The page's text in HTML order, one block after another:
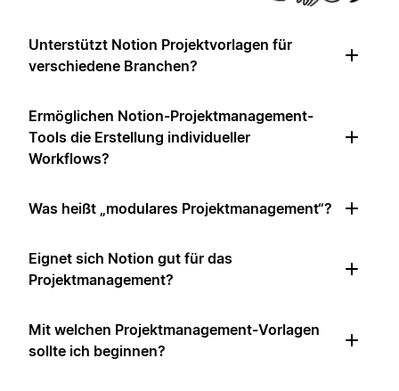
Unterstützt Notion Projektvorlagen für
verschiedene Branchen?
Ermöglichen Notion-Projektmanagement-
Tools die Erstellung individueller
Workflows?
Was heißt „modulares Projektmanagement“?
Eignet sich Notion gut für das
Projektmanagement?
Mit welchen Projektmanagement-Vorlagen
sollte ich beginnen?